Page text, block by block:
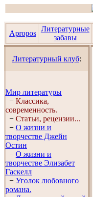
Apropos
Литературные
забавы
Литературный клуб:
Мир литературы
− Классика,
современность.
− Статьи, рецензии...
− О жизни и
творчестве Джейн
Остин
− О жизни и
творчестве Элизабет
Гaскелл
− Уголок любовного
романа.